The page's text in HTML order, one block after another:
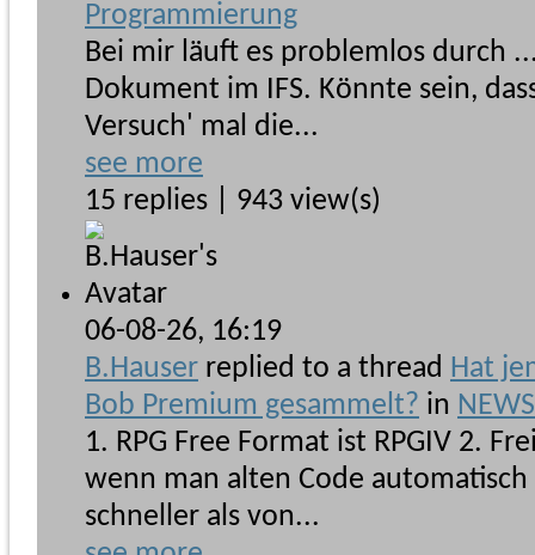
Programmierung
Bei mir läuft es problemlos durch
Dokument im IFS. Könnte sein,
Versuch' mal die...
see more
15 replies | 943 view(s)
06-08-26, 16:19
B.Hauser replied to a thread Hat
Bob Premium gesammelt? in
1. RPG Free Format ist RPGIV 2.
wenn man alten Code
schneller als von...